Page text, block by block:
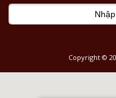
Copyright ©